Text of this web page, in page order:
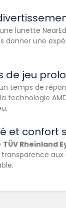
lunette
une
de jeu
temps de
technologie
et confort
TÜV Rheinland
aux